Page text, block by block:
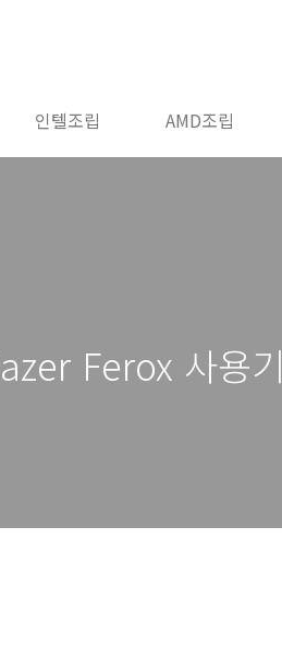
인텔조립 AMD조립
Ferox 사용기